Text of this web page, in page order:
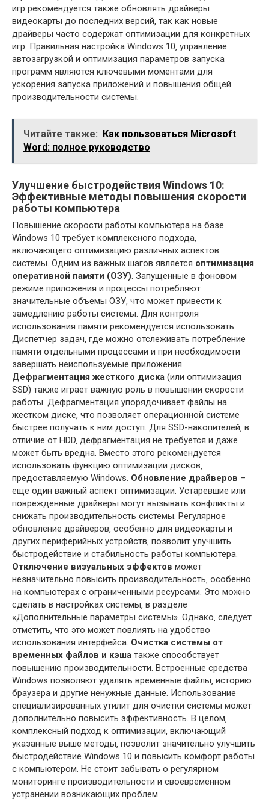
игр рекомендуется также обновлять драйверы
видеокарты до последних версий‚ так как новые
драйверы часто содержат оптимизации для конкретных
игр. Правильная настройка Windows 10‚ управление
автозагрузкой и оптимизация параметров запуска
программ являются ключевыми моментами для
ускорения запуска приложений и повышения общей
производительности системы.
Читайте также: Как пользоваться Microsoft
Word: полное руководство
Улучшение быстродействия Windows 10:
Эффективные методы повышения скорости
работы компьютера
Повышение скорости работы компьютера на базе
Windows 10 требует комплексного подхода‚
включающего оптимизацию различных аспектов
системы. Одним из важных шагов является оптимизация
оперативной памяти (ОЗУ). Запущенные в фоновом
режиме приложения и процессы потребляют
значительные объемы ОЗУ‚ что может привести к
замедлению работы системы. Для контроля
использования памяти рекомендуется использовать
Диспетчер задач‚ где можно отслеживать потребление
памяти отдельными процессами и при необходимости
завершать неиспользуемые приложения.
Дефрагментация жесткого диска (или оптимизация
SSD) также играет важную роль в повышении скорости
работы. Дефрагментация упорядочивает файлы на
жестком диске‚ что позволяет операционной системе
быстрее получать к ним доступ. Для SSD-накопителей‚ в
отличие от HDD‚ дефрагментация не требуется и даже
может быть вредна. Вместо этого рекомендуется
использовать функцию оптимизации дисков‚
предоставляемую Windows. Обновление драйверов –
еще один важный аспект оптимизации. Устаревшие или
поврежденные драйверы могут вызывать конфликты и
снижать производительность системы. Регулярное
обновление драйверов‚ особенно для видеокарты и
других периферийных устройств‚ позволит улучшить
быстродействие и стабильность работы компьютера.
Отключение визуальных эффектов может
незначительно повысить производительность‚ особенно
на компьютерах с ограниченными ресурсами. Это можно
сделать в настройках системы‚ в разделе
«Дополнительные параметры системы». Однако‚ следует
отметить‚ что это может повлиять на удобство
использования интерфейса. Очистка системы от
временных файлов и кэша также способствует
повышению производительности. Встроенные средства
Windows позволяют удалять временные файлы‚ историю
браузера и другие ненужные данные. Использование
специализированных утилит для очистки системы может
дополнительно повысить эффективность. В целом‚
комплексный подход к оптимизации‚ включающий
указанные выше методы‚ позволит значительно улучшить
быстродействие Windows 10 и повысить комфорт работы
с компьютером. Не стоит забывать о регулярном
мониторинге производительности и своевременном
устранении возникающих проблем.